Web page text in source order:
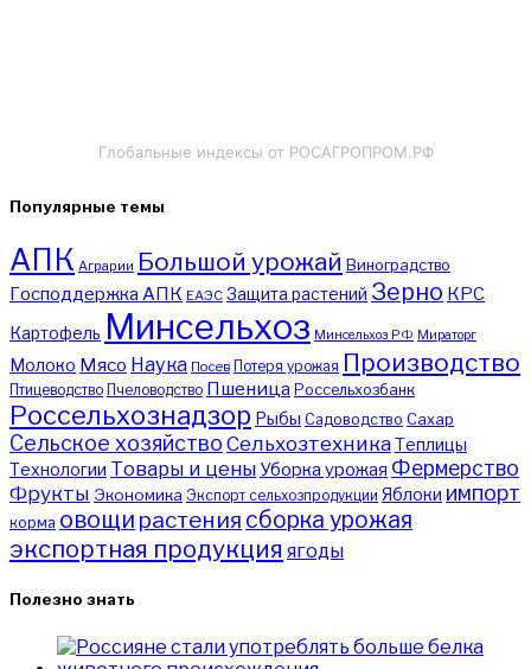
Глобальные индексы от РОСАГРОПРОМ.РФ
Популярные темы
АПК Аграрии Большой урожай Виноградство
Господдержка АПК ЕАЭС Защита растений Зерно КРС
Картофель Минсельхоз Минсельхоз РФ Мираторг
Молоко Мясо Наука Посев Потеря урожая Производство
Птицеводство Пчеловодство Пшеница Россельхозбанк
Россельхознадзор Рыбы Садоводство Сахар
Сельское хозяйство СельхозтехникаТеплицы
Технологии Товары и цены Уборка урожая Фермерство
Фрукты Экономика Экспорт сельхозпродукции Яблоки импорт
корма овощи растения сборка урожая
экспортная продукция ягоды
Полезно знать